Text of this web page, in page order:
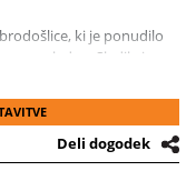
ki je ponudilo
pogledov. Sledila je
znamk predstavili
obdobje. V
znamk Renault,
Deli dogodek